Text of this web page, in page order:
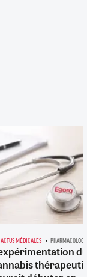
ACTUS MÉDICALES